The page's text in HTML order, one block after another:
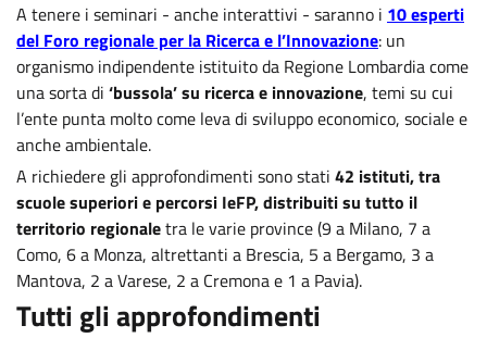
A tenere i seminari - anche interattivi - saranno i 10 esperti
del Foro regionale per la Ricerca e l’Innovazione: un
organismo indipendente istituito da Regione Lombardia come
una sorta di ‘bussola’ su ricerca e innovazione, temi su cui
l’ente punta molto come leva di sviluppo economico, sociale e
anche ambientale.
A richiedere gli approfondimenti sono stati 42 istituti, tra
scuole superiori e percorsi IeFP, distribuiti su tutto il
territorio regionaletra le varie province (9 a Milano, 7 a
Como, 6 a Monza, altrettanti a Brescia, 5 a Bergamo, 3 a
Mantova, 2 a Varese, 2 a Cremona e 1 a Pavia).
Tutti gli approfondimenti